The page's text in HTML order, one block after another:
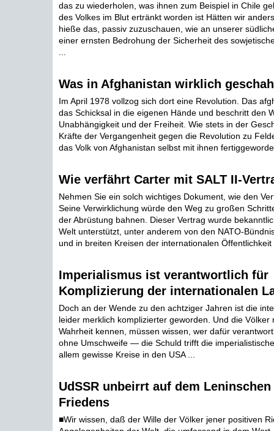
das zu wiederholen, was ihnen zum Beispiel in Chile
des Volkes im Blut ertränkt worden ist Hätten wir
hieße das, passiv zuzuschauen, wie an unserer
einer ernsten Bedrohung der Sicherheit des
Was in Afghanistan wirklich geschah
Im April 1978 vollzog sich dort eine Revolution. Das
das Schicksal in die eigenen Hände und beschritt den
Unabhängigkeit und der Freiheit. Wie stets in der
Kräfte der Vergangenheit gegen die Revolution zu
das Volk von Afghanistan selbst mit ihnen
Wie verfährt Carter mit SALT II-
Nehmen Sie ein solch wichtiges Dokument, wie den
Seine Verwirklichung würde den Weg zu großen
der Abrüstung bahnen. Dieser Vertrag wurde
Welt unterstützt, unter anderem von den NATO-
und in breiten Kreisen der internationalen Öffentlichkeit
Imperialismus ist verantwortlich für
Komplizierung der internationalen
Doch an der Wende zu den achtziger Jahren ist die
leider merklich komplizierter geworden. Und die Völker
Wahrheit kennen, müssen wissen, wer dafür
ohne Umschweife — die Schuld trifft die
allem gewisse Kreise in den USA ...
UdSSR unbeirrt auf dem
Friedens
■Wir wissen, daß der Wille der Völker jener positiven